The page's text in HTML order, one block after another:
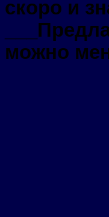
скоро и
можно